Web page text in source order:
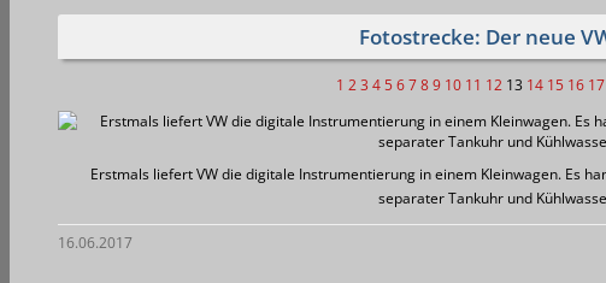
Fotostrecke: Der neue
1 23 4 56789 10 11 12 13 14 15 16 17
Erstmals liefert VW die digitale Instrumentierung in einem Kleinwagen. Es
separater Tankuhr und
16.06.2017